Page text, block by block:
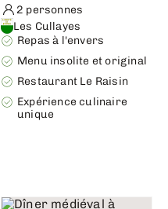
2 personnes
Les Cullayes
Repas à l'envers
Menu insolite et original
Restaurant Le Raisin
Expérience culinaire
unique